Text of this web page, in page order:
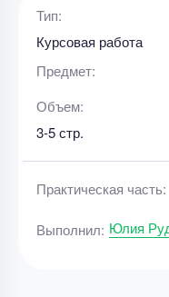
Тип:
Курсовая работа
Предмет:
Объем:
3-5 стр.
Практическая часть:
Выполнил: Юлия